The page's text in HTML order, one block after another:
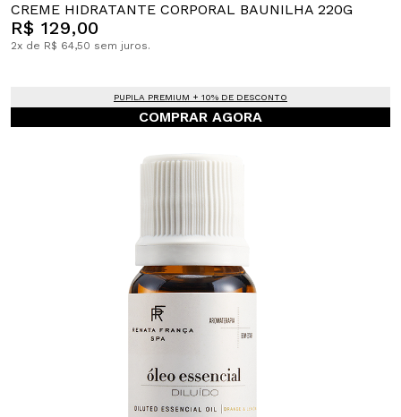
CREME HIDRATANTE CORPORAL BAUNILHA 220G
R$ 129,00
2x de R$ 64,50 sem juros.
PUPILA PREMIUM + 10% DE DESCONTO
COMPRAR AGORA